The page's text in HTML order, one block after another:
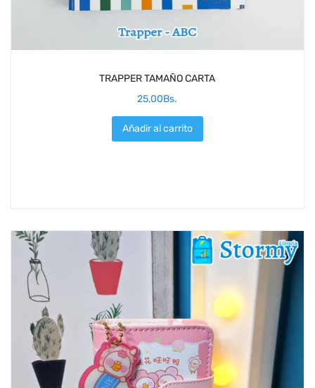
TRAPPER TAMAÑO CARTA
25,00Bs.
Añadir al carrito